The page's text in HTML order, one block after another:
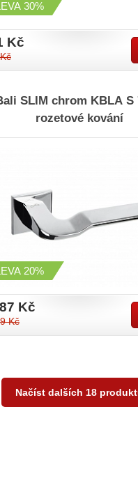
30%
Kč
SLIM chrom KBLA S
rozetové kování
20%
Kč
Kč
Načíst dalších 18